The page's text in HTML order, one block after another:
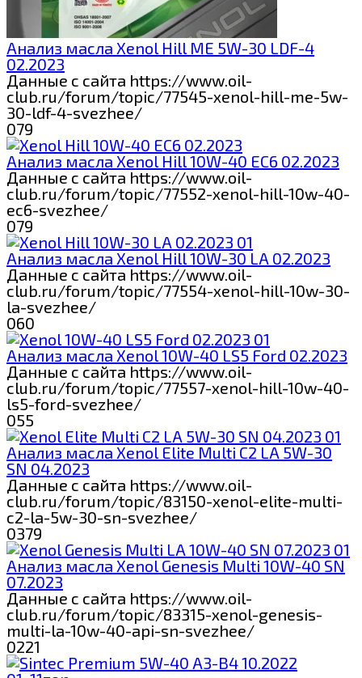
Анализ масла Xenol Hill ME 5W-30 LDF-4
02.2023
Данные с сайта https://www.oil-
club.ru/forum/topic/77545-xenol-hill-me-5w-
30-ldf-4-svezhee/
079
Анализ масла Xenol Hill 10W-40 EC6 02.2023
Данные с сайта https://www.oil-
club.ru/forum/topic/77552-xenol-hill-10w-40-
ec6-svezhee/
079
Анализ масла Xenol Hill 10W-30 LA 02.2023
Данные с сайта https://www.oil-
club.ru/forum/topic/77554-xenol-hill-10w-30-
la-svezhee/
060
Анализ масла Xenol 10W-40 LS5 Ford 02.2023
Данные с сайта https://www.oil-
club.ru/forum/topic/77557-xenol-hill-10w-40-
ls5-ford-svezhee/
055
Анализ масла Xenol Elite Multi C2 LA 5W-30
SN 04.2023
Данные с сайта https://www.oil-
club.ru/forum/topic/83150-xenol-elite-multi-
c2-la-5w-30-sn-svezhee/
0379
Анализ масла Xenol Genesis Multi 10W-40 SN
07.2023
Данные с сайта https://www.oil-
club.ru/forum/topic/83315-xenol-genesis-
multi-la-10w-40-api-sn-svezhee/
0221